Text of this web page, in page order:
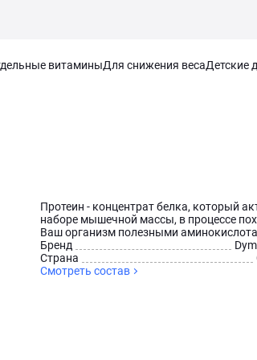
витаминыДля снижения весаДетские
Протеин - концентрат белка, который
наборе мышечной массы, в процессе
Ваш организм полезными
Брeнд
Страна
Смотреть состав